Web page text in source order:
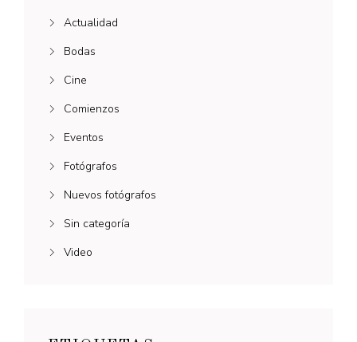
Actualidad
Bodas
Cine
Comienzos
Eventos
Fotógrafos
Nuevos fotógrafos
Sin categoría
Video